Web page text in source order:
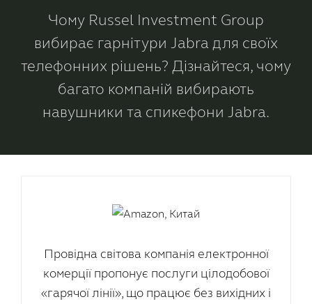
Чому Russel Investment Group
вибирає гарнітури Jabra для своїх
телефонних рішень? Дізнайтеся, чому
багато компаній вибирають
навушники та спикефони Jabra.
Провідна світова компанія електронної
комерції пропонує послуги цілодобової
«гарячої лінії», що працює без вихідних і